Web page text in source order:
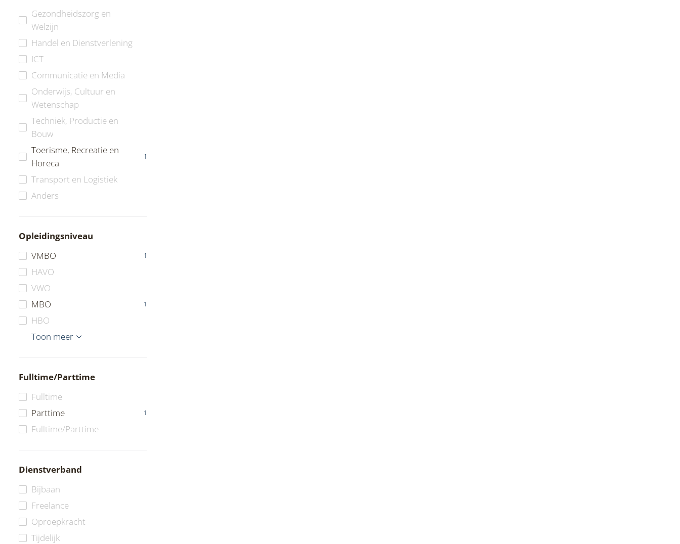
Gezondheidszorg en
Welzijn
Handel en Dienstverlening
ICT
Communicatie en Media
Onderwijs, Cultuur en
Wetenschap
Techniek, Productie en
Bouw
Toerisme, Recreatie en
Horeca
1
Transport en Logistiek
Anders
Opleidingsniveau
VMBO
1
HAVO
VWO
MBO
1
HBO
WO
Overig
Toon meer
Fulltime/Parttime
Fulltime
Parttime
1
Fulltime/Parttime
Dienstverband
Bijbaan
Freelance
Oproepkracht
Tijdelijk